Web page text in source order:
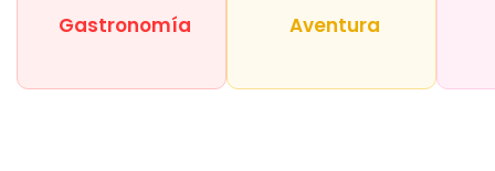
Gastronomía Aventura